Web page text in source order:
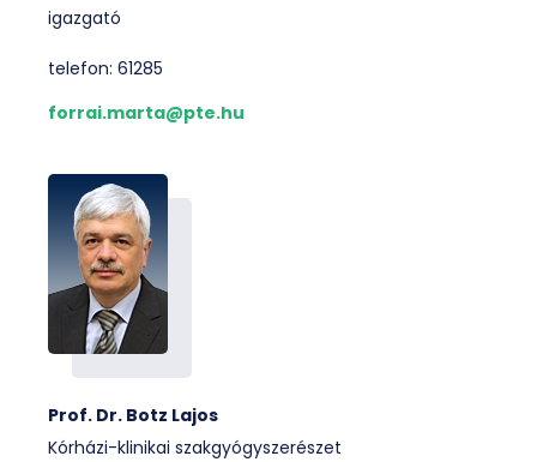
igazgató
telefon: 61285
forrai.marta@pte.hu
Prof. Dr. Botz Lajos
Kórházi-klinikai szakgyógyszerészet